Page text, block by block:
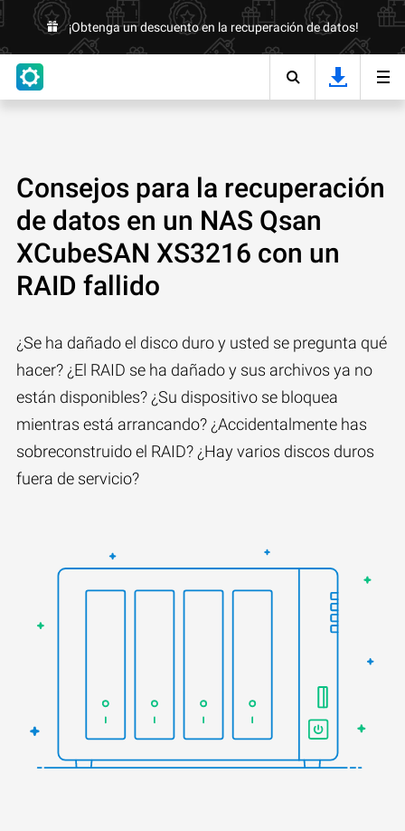
¡Obtenga un descuento en la recuperación de datos!
Consejos para la recuperación
de datos en un NAS Qsan
XCubeSAN XS3216 con un
RAID fallido
¿Se ha dañado el disco duro y usted se pregunta qué
hacer? ¿El RAID se ha dañado y sus archivos ya no
están disponibles? ¿Su dispositivo se bloquea
mientras está arrancando? ¿Accidentalmente has
sobreconstruido el RAID? ¿Hay varios discos duros
fuera de servicio?